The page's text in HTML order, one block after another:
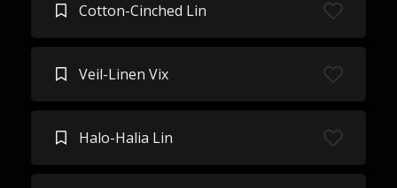
Cotton-Cinched Lin
Veil-Linen Vix
Halo-Halia Lin